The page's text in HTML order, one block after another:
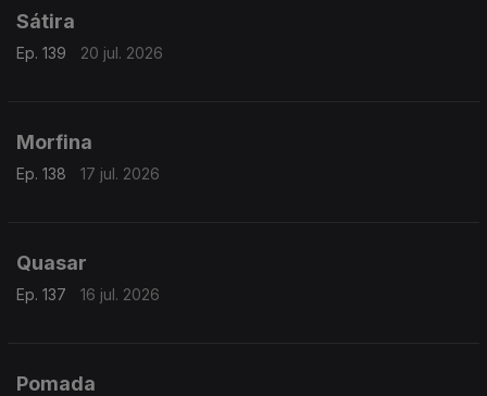
Sátira
Ep. 139 20 jul. 2026
Morfina
Ep. 138 17 jul. 2026
Quasar
Ep. 137 16 jul. 2026
Pomada